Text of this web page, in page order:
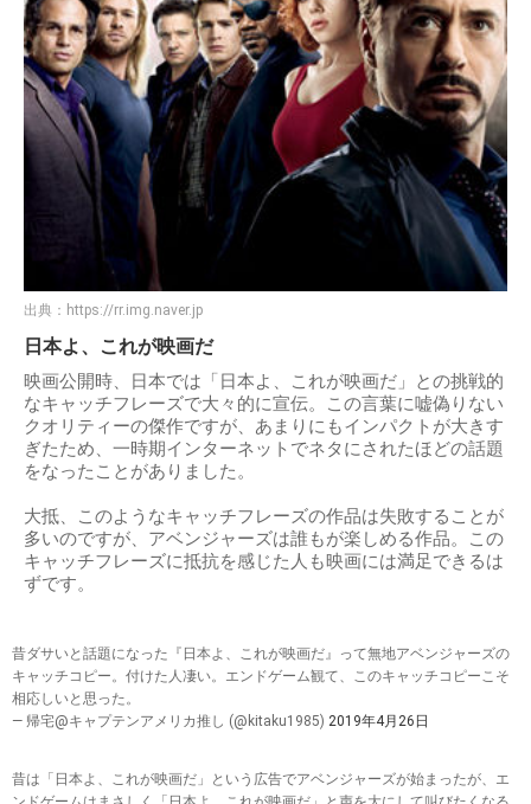
出典： https://rr.img.naver.jp
日本よ、これが映画だ
映画公開時、日本では「日本よ、これが映画だ」との挑戦的
なキャッチフレーズで大々的に宣伝。この言葉に嘘偽りない
クオリティーの傑作ですが、あまりにもインパクトが大きす
ぎたため、一時期インターネットでネタにされたほどの話題
をなったことがありました。
大抵、このようなキャッチフレーズの作品は失敗することが
多いのですが、アベンジャーズは誰もが楽しめる作品。この
キャッチフレーズに抵抗を感じた人も映画には満足できるは
ずです。
昔ダサいと話題になった『日本よ、これが映画だ』って無地アベンジャーズの
キャッチコピー。付けた人凄い。エンドゲーム観て、このキャッチコピーこそ
相応しいと思った。
— 帰宅@キャプテンアメリカ推し (@kitaku1985) 2019年4月26日
昔は「日本よ、これが映画だ」という広告でアベンジャーズが始まったが、エ